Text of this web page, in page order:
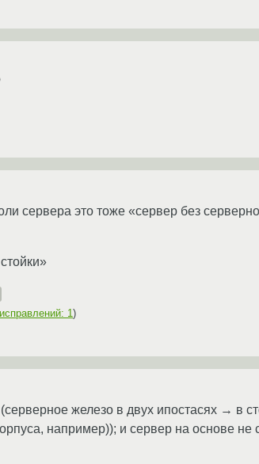
сервера это тоже «сервер без
исправлений: 1)
железо в двух ипостасях → в
например)); и сервер на основе не